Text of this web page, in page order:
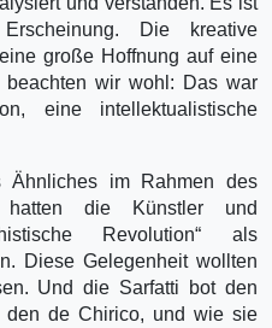
Die kreative
große Hoffnung auf eine
beachten wir wohl: Das war
eine intellektualistische
Ähnliches im Rahmen des
hatten die Künstler und
Revolution“ als
Diese Gelegenheit wollten
Und die Sarfatti bot den
den de Chirico, und wie sie